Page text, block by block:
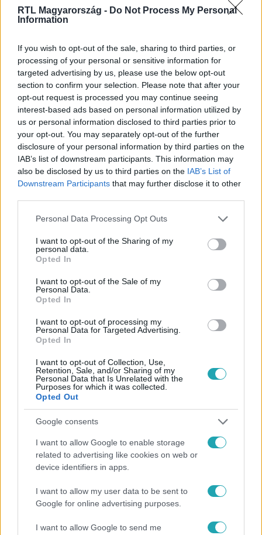
RTL Magyarország - Do Not Process My Personal
Information
If you wish to opt-out of the sale, sharing to third parties, or
processing of your personal or sensitive information for
targeted advertising by us, please use the below opt-out
section to confirm your selection. Please note that after your
opt-out request is processed you may continue seeing
interest-based ads based on personal information utilized by
us or personal information disclosed to third parties prior to
your opt-out. You may separately opt-out of the further
disclosure of your personal information by third parties on the
IAB’s list of downstream participants. This information may
also be disclosed by us to third parties on the IAB’s List of
Downstream Participants that may further disclose it to other
Please note that this website/app uses one or more Google
not limited to your visit or usage behaviour. You may click to
grant or deny consent to Google and its third-party tags to
use your data for below specified purposes in below Google
consent section.
Personal Data Processing Opt Outs
I want to opt-out of the Sharing of my
personal data.
Opted In
I want to opt-out of the Sale of my
Personal Data.
Opted In
I want to opt-out of processing my
Personal Data for Targeted Advertising.
Opted In
I want to opt-out of Collection, Use,
Retention, Sale, and/or Sharing of my
Personal Data that Is Unrelated with the
Purposes for which it was collected.
Opted Out
Google consents
I want to allow Google to enable storage
related to advertising like cookies on web or
device identifiers in apps.
I want to allow my user data to be sent to
Google for online advertising purposes.
I want to allow Google to send me
legyen a Google-találatokban!
Kövess minket, és értesülj a friss hírekről a
Facebookon is!
FÓKUSZ #VIDEÓ
A KONYHAFŐNÖK TÓTH SZILÁRD
Népszerű